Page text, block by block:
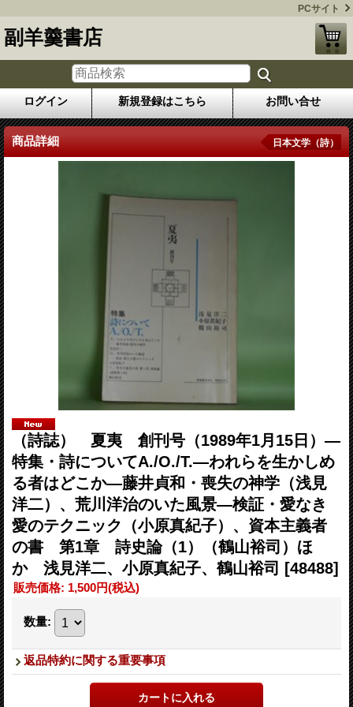
PCサイト
副羊羹書店
ログイン 新規登録はこちら お問い合せ
商品詳細 日本文学（詩）
（詩誌） 夏夷 創刊号（1989年1月15日）―
特集・詩についてA./O./T.―われらを生かしめ
る者はどこか―藤井貞和・喪失の神学（浅見
洋二）、荒川洋治のいた風景―検証・愛なき
愛のテクニック（小原真紀子）、資本主義者
の書 第1章 詩史論（1）（鶴山裕司）ほ
か 浅見洋二、小原真紀子、鶴山裕司
[48488]
販売価格: 1,500円(税込)
数量:
返品特約に関する重要事項